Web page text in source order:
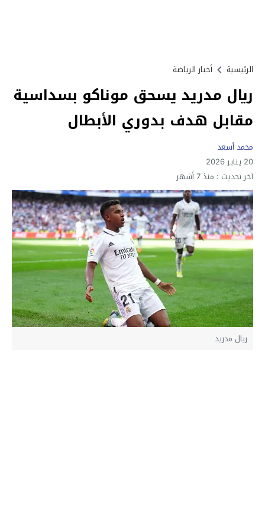
الرئيسية أخبار الرياضة
ريال مدريد يسحق موناكو بسداسية
مقابل هدف بدوري الأبطال
محمد أسعد
20 يناير 2026
آخر تحديث : منذ 7 أشهر
ريال مدريد